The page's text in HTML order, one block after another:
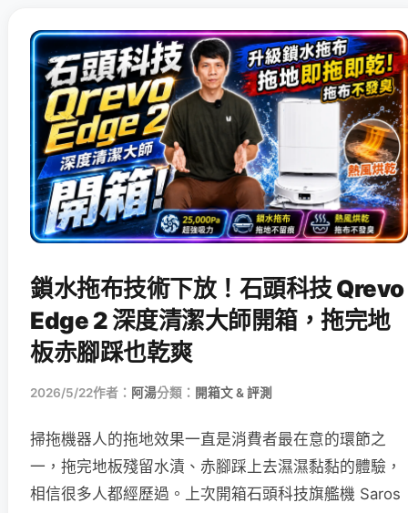
鎖水拖布技術下放！石頭科技 Qrevo
Edge 2 深度清潔大師開箱，拖完地
板赤腳踩也乾爽
2026/5/22作者： 阿湯分類： 開箱文 & 評測
掃拖機器人的拖地效果一直是消費者最在意的環節之
一，拖完地板殘留水漬、赤腳踩上去濕濕黏黏的體驗，
相信很多人都經歷過。上次開箱石頭科技旗艦機 Saros